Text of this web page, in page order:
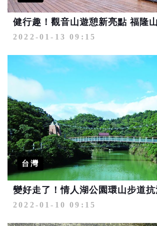
2022-01-13 09:15
台灣
2022-01-10 09:15